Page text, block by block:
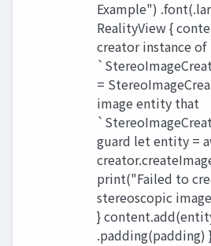
Example")
RealityView {
creator instance of
=
image entity that
guard let entity =
print("Failed to
stereoscopic
}
.padding(padding)